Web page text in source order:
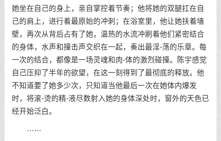
她坐在自己的身上，亲自掌控着节奏；他将她的双腿扛在自
己的肩上，进行着最原始的冲刺；在浴室里，他让她扶着墙
壁，再次从背后占有了她，温热的水流冲刷着他们紧密结合
的身体，水声和撞击声交织在一起，奏出最淫-荡的乐章。每
一次的结合，都像是一场灵魂和肉-体的激烈碰撞。陈宇感觉
自己压抑了半年的欲望，在这一刻得到了最彻底的释放。他
不知道要了她多少次，只知道当他最后一次在她体内爆发
时，将滚-烫的精-液尽数射入她的身体深处时，窗外的天色已
经开始泛白。
……